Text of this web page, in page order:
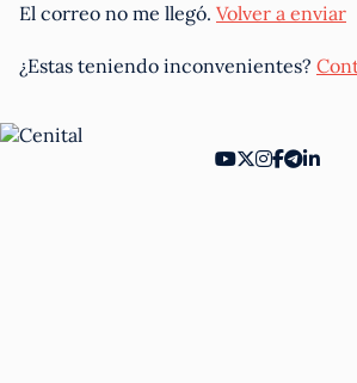
El correo no me llegó. Volver a enviar
¿Estas teniendo inconvenientes?